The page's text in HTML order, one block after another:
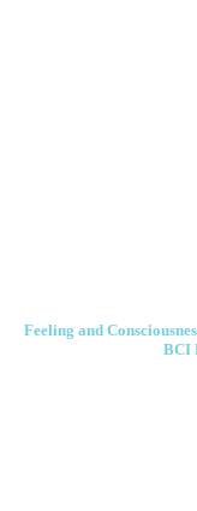
Feeling and
BCI